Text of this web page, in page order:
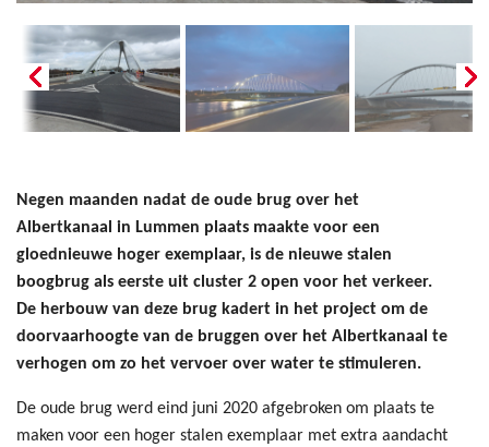
Negen maanden nadat de oude brug over het
Albertkanaal in Lummen plaats maakte voor een
gloednieuwe hoger exemplaar, is de nieuwe stalen
boogbrug als eerste uit cluster 2 open voor het verkeer.
De herbouw van deze brug kadert in het project om de
doorvaarhoogte van de bruggen over het Albertkanaal te
verhogen om zo het vervoer over water te stimuleren.
De oude brug werd eind juni 2020 afgebroken om plaats te
maken voor een hoger stalen exemplaar met extra aandacht